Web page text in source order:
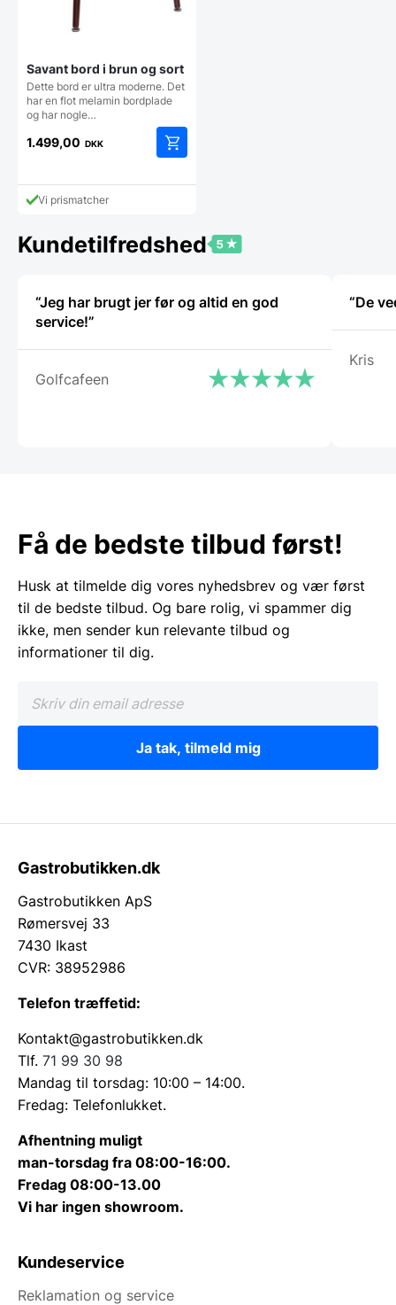
Savant bord i brun og sort
Dette bord er ultra moderne. Det
har en flot melamin bordplade
og har nogle…
1.499,00 DKK
Vi prismatcher
Kundetilfredshed
“Jeg har brugt jer før og altid en god
service!”
Golfcafeen
“De
Kris
Få de bedste tilbud først!
Husk at tilmelde dig vores nyhedsbrev og vær først
til de bedste tilbud. Og bare rolig, vi spammer dig
ikke, men sender kun relevante tilbud og
informationer til dig.
Ja tak, tilmeld mig
Gastrobutikken.dk
Gastrobutikken ApS
Rømersvej 33
7430 Ikast
CVR: 38952986
Telefon træffetid:
Kontakt@gastrobutikken.dk
Tlf. 71 99 30 98
Mandag til torsdag: 10:00 – 14:00.
Fredag: Telefonlukket.
Afhentning muligt
man-torsdag fra 08:00-16:00.
Fredag 08:00-13.00
Vi har ingen showroom.
Kundeservice
Reklamation og service